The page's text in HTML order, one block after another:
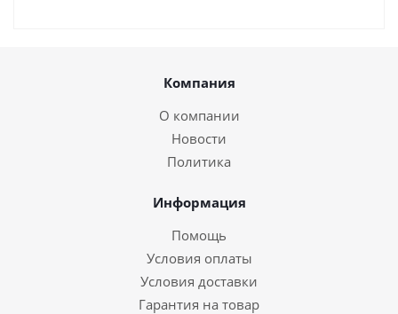
Компания
О компании
Новости
Политика
Информация
Помощь
Условия оплаты
Условия доставки
Гарантия на товар